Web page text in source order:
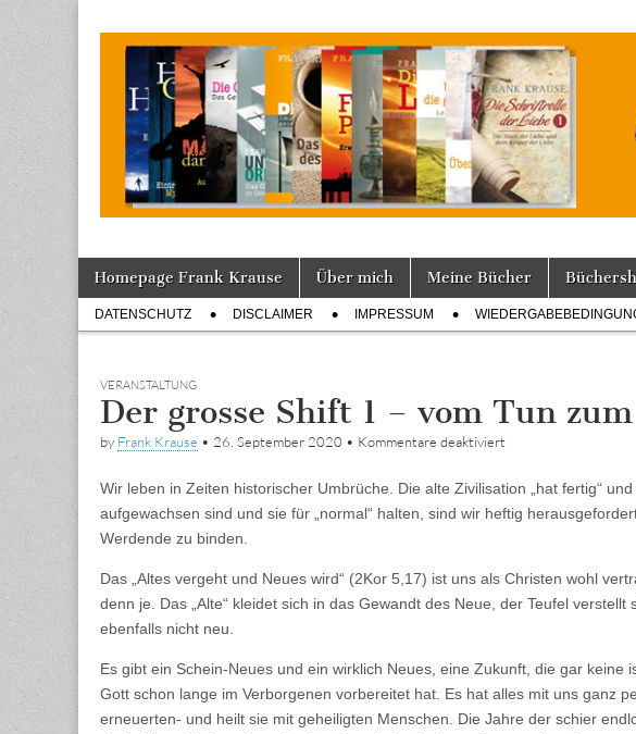
Tagebuch
Main
menu
Skip
content
Homepage Frank Krause Über mich Meine Bücher
Sub
menu
DATENSCHUTZ DISCLAIMER IMPRESSUM
VERANSTALTUNG
Der grosse Shift 1 – vom Tun
by Frank Krause • 26. September 2020 • Kommentare deaktiviert
Shift
1
zum
Sein
Wir leben in Zeiten historischer Umbrüche. Die alte Zivilisation „hat fertig“
aufgewachsen sind und sie für „normal“ halten, sind wir heftig
Werdende zu binden.
Das „Altes vergeht und Neues wird“ (2Kor 5,17) ist uns als Christen wohl
denn je. Das „Alte“ kleidet sich in das Gewandt des Neue, der Teufel
ebenfalls nicht neu.
Es gibt ein Schein-Neues und ein wirklich Neues, eine Zukunft, die gar
Gott schon lange im Verborgenen vorbereitet hat. Es hat alles mit uns ganz
erneuerten- und heilt sie mit geheiligten Menschen. Die Jahre der schier